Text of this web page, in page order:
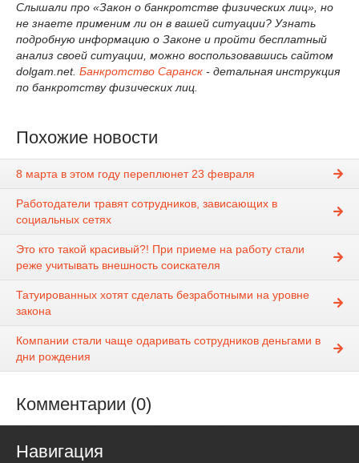
Слышали про «Закон о банкротстве физических лиц», но
не знаете применим ли он в вашей ситуации? Узнать
подробную информацию о Законе и пройти бесплатный
анализ своей ситуации, можно воспользовавшись сайтом
dolgam.net. Банкротство Саранск - детальная инструкция
по банкротству физических лиц.
Похожие новости
8 марта в этом году переплюнет 23 февраля
Работодатели травят сотрудников, зависающих в
социальных сетях
Это кто такой красивый?! При приеме на работу стали
реже учитывать внешность соискателя
Татуированных хотят сделать безработными на уровне
закона
Компании стали чаще одаривать сотрудников деньгами в
дни рождения
Комментарии (0)
Навигация